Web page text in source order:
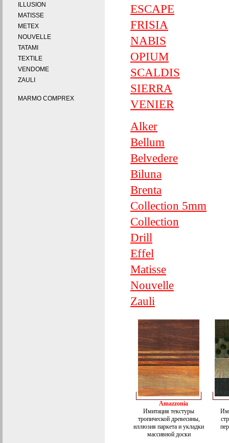
ILLUSION
MATISSE
METEX
NOUVELLE
TATAMI
TEXTILE
VENDOME
ZAULI
MARMO COMPREX
ESCAPE
FRISIA
NABIS
OPIUM
SCALDIS
SIERRA
VENIER
Alker
Bellum
Belvedere
Biluna
Brenta
Collection 5mm
Collection
Drill
Effel
Matisse
Nouvelle
Zauli
Amazzonia
Имитация текстуры
тропической древесины,
иллюзия паркета и укладки
массивной доски